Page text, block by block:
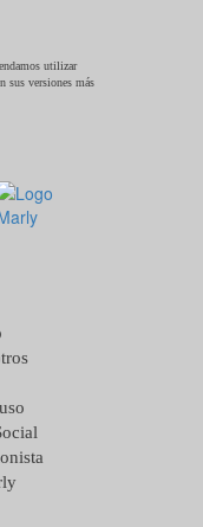
utilizar
sus versiones más